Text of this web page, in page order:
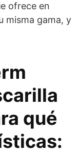
ofrece en
misma gama, y
qué